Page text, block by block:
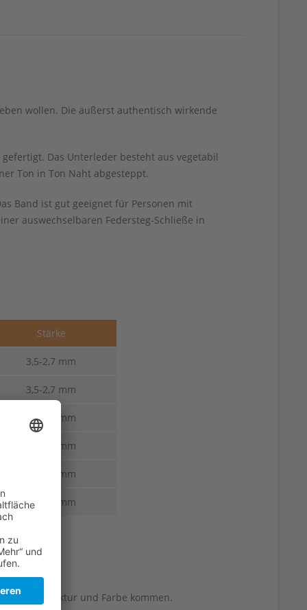
wollen. Die äußerst authentisch wirkende
Das Unterleder besteht aus vegetabil
Ton in Ton Naht abgesteppt.
Band ist gut geeignet für Personen mit
auswechselbaren Federsteg-Schließe in
Stärke
3,5-2,7 mm
3,5-2,7 mm
3,5-2,7 mm
3,5-2,7 mm
3,5-2,7 mm
3,5-2,7 mm
und Farbe kommen.